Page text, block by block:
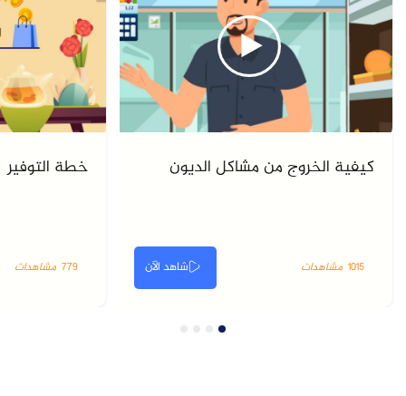
كيفية الخروج من مشاكل الديون
1015 مشاهدات شاهد الآن
خطة التوفير
779 مشاهدات